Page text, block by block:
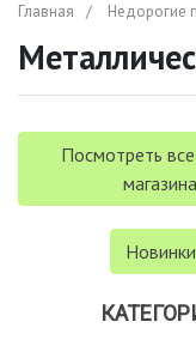
Главная Недорогие
Посмотреть
магазина
Новинки